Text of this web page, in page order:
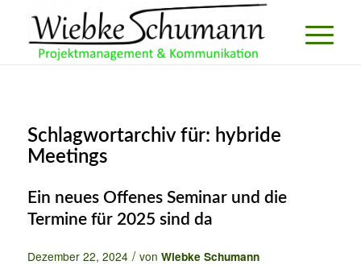
Schlagwortarchiv für: hybride
Meetings
Ein neues Offenes Seminar und die
Termine für 2025 sind da
Dezember 22, 2024 / von Wiebke Schumann